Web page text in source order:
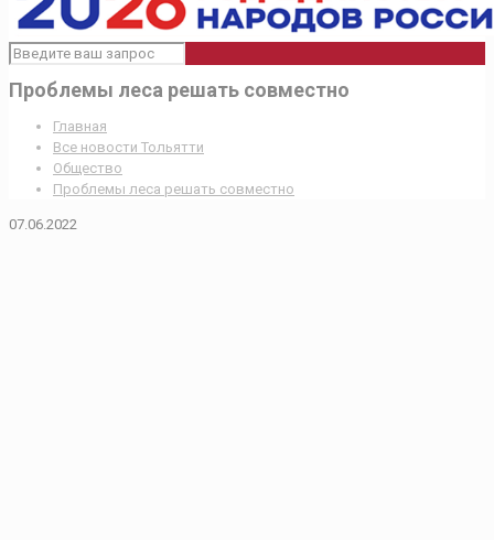
Проблемы леса решать совместно
Главная
Все новости Тольятти
Общество
Проблемы леса решать совместно
07.06.2022